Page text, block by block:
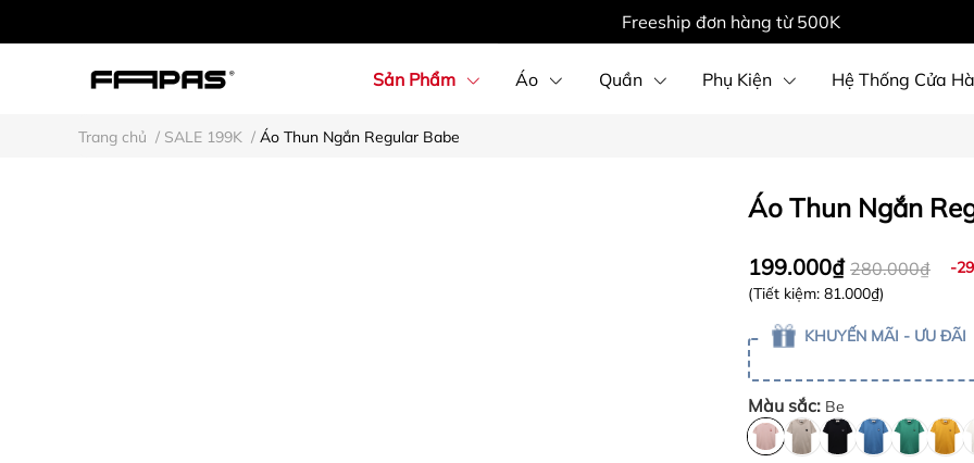
Freeship đơn hàng từ 500K
Sản Phẩm Áo Quần Phụ Kiện Hệ Thống Cửa
Trang chủ / SALE 199K / Áo Thun Ngắn Regular Babe
Áo Thun Ngắn
199.000₫ 280.000₫
-
(Tiết kiệm: 81.000₫)
KHUYẾN MÃI - ƯU ĐÃI
Màu sắc: Be